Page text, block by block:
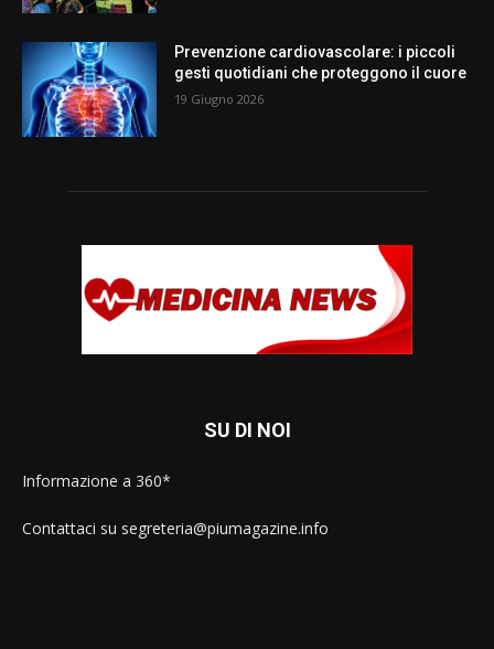
Prevenzione cardiovascolare: i piccoli
gesti quotidiani che proteggono il cuore
19 Giugno 2026
SU DI NOI
Informazione a 360*
Contattaci su segreteria@piumagazine.info